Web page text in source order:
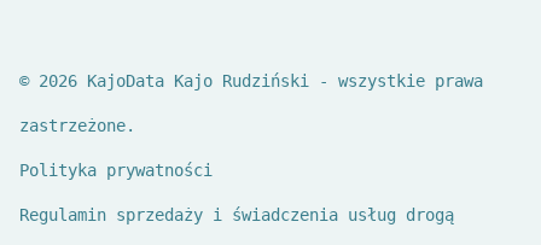
© 2026 KajoData Kajo Rudziński - wszystkie prawa
zastrzeżone.
Polityka prywatności
Regulamin sprzedaży i świadczenia usług drogą